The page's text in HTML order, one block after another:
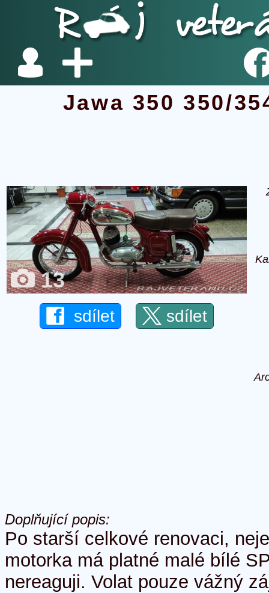
Jawa 350 350/
13
sdílet sdílet
Doplňující popis:
Po starší celkové renovaci,
motorka má platné malé bílé
nereaguji. Volat pouze vážný